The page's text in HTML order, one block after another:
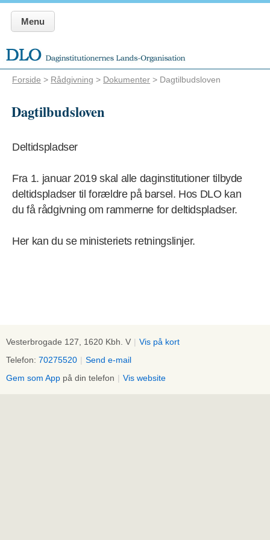
Menu
Forside > Rådgivning > Dokumenter > Dagtilbudsloven
Dagtilbudsloven
Deltidspladser
Fra 1. januar 2019 skal alle daginstitutioner tilbyde
deltidspladser til forældre på barsel. Hos DLO kan
du få rådgivning om rammerne for deltidspladser.
Her kan du se ministeriets retningslinjer.
Vesterbrogade 127, 1620 Kbh. V | Vis på kort
Telefon: 70275520 | Send e-mail
Gem som App på din telefon | Vis website